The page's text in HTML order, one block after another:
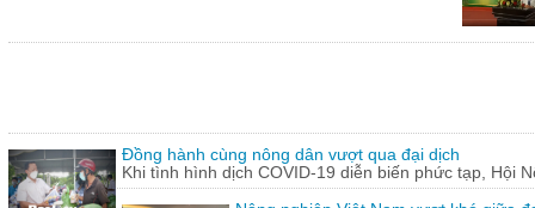
Đồng hành cùng nông dân vượt qua đại dịch
Khi tình hình dịch COVID-19 diễn biến phức tạp, Hội